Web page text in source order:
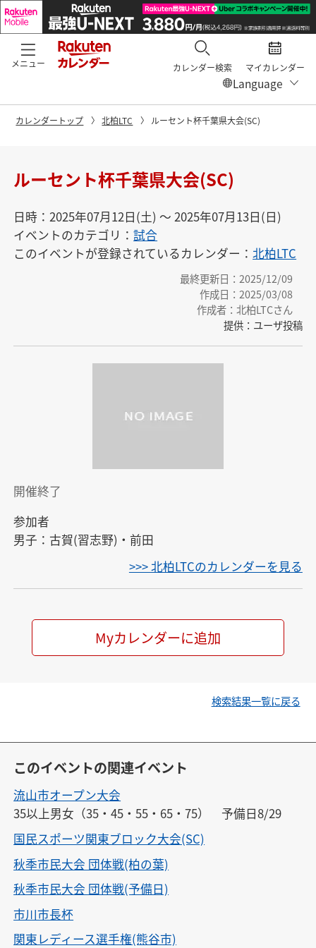
メニュー カレンダー検索 マイカレンダー
カレンダートップ 北柏LTC ルーセント杯千葉県大会(SC)
ルーセント杯千葉県大会(SC)
日時：2025年07月12日(土) 〜 2025年07月13日(日)
イベントのカテゴリ：試合
このイベントが登録されているカレンダー：北柏LTC
最終更新日：2025/12/09
作成日：2025/03/08
作成者：北柏LTCさん
提供：ユーザ投稿
開催終了
参加者
男子：古賀(習志野)・前田
>>> 北柏LTCのカレンダーを見る
Myカレンダーに追加
検索結果一覧に戻る
このイベントの関連イベント
流山市オープン大会
35以上男女（35・45・55・65・75）　予備日8/29
国民スポーツ関東ブロック大会(SC)
秋季市民大会 団体戦(柏の葉)
秋季市民大会 団体戦(予備日)
市川市長杯
関東レディース選手権(熊谷市)